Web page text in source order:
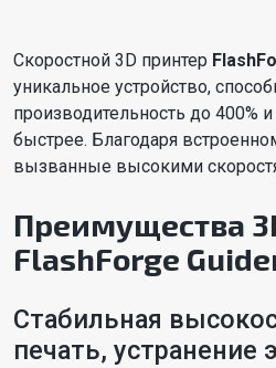
Скоростной 3D принтер
уникальное устройство,
производительность до 400%
быстрее. Благодаря
вызванные высокими
Преимущества
FlashForge
Стабильная
печать, устранение